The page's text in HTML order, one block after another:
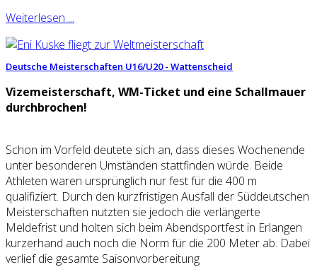
Weiterlesen ...
Deutsche Meisterschaften U16/U20 - Wattenscheid
Vizemeisterschaft, WM-Ticket und eine Schallmauer
durchbrochen!
Schon im Vorfeld deutete sich an, dass dieses Wochenende
unter besonderen Umständen stattfinden würde. Beide
Athleten waren ursprünglich nur fest für die 400 m
qualifiziert. Durch den kurzfristigen Ausfall der Süddeutschen
Meisterschaften nutzten sie jedoch die verlängerte
Meldefrist und holten sich beim Abendsportfest in Erlangen
kurzerhand auch noch die Norm für die 200 Meter ab. Dabei
verlief die gesamte Saisonvorbereitung